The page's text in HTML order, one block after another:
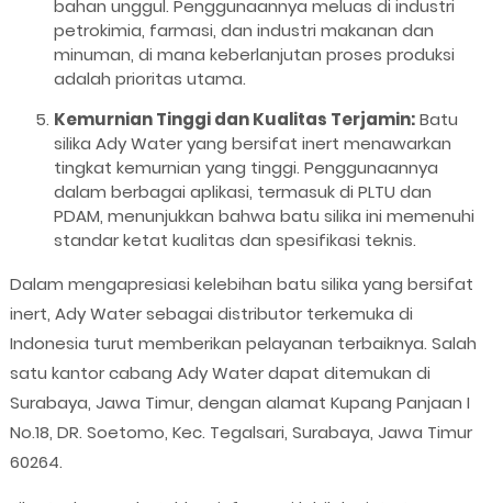
bahan unggul. Penggunaannya meluas di industri
petrokimia, farmasi, dan industri makanan dan
minuman, di mana keberlanjutan proses produksi
adalah prioritas utama.
Kemurnian Tinggi dan Kualitas Terjamin:Batu
silika Ady Water yang bersifat inert menawarkan
tingkat kemurnian yang tinggi. Penggunaannya
dalam berbagai aplikasi, termasuk di PLTU dan
PDAM, menunjukkan bahwa batu silika ini memenuhi
standar ketat kualitas dan spesifikasi teknis.
Dalam mengapresiasi kelebihan batu silika yang bersifat
inert, Ady Water sebagai distributor terkemuka di
Indonesia turut memberikan pelayanan terbaiknya. Salah
satu kantor cabang Ady Water dapat ditemukan di
Surabaya, Jawa Timur, dengan alamat Kupang Panjaan I
No.18, DR. Soetomo, Kec. Tegalsari, Surabaya, Jawa Timur
60264.